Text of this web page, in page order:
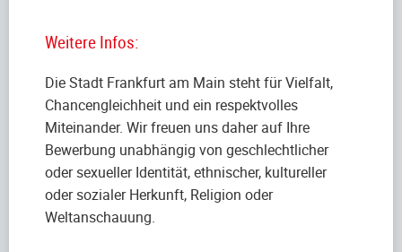
Weitere Infos:
Die Stadt Frankfurt am Main steht für Vielfalt,
Chancengleichheit und ein respektvolles
Miteinander. Wir freuen uns daher auf Ihre
Bewerbung unabhängig von geschlechtlicher
oder sexueller Identität, ethnischer, kultureller
oder sozialer Herkunft, Religion oder
Weltanschauung.